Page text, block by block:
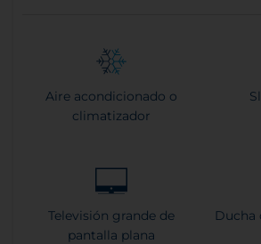
Aire acondicionado o
climatizador
Televisión grande de
pantalla plana
Ducha